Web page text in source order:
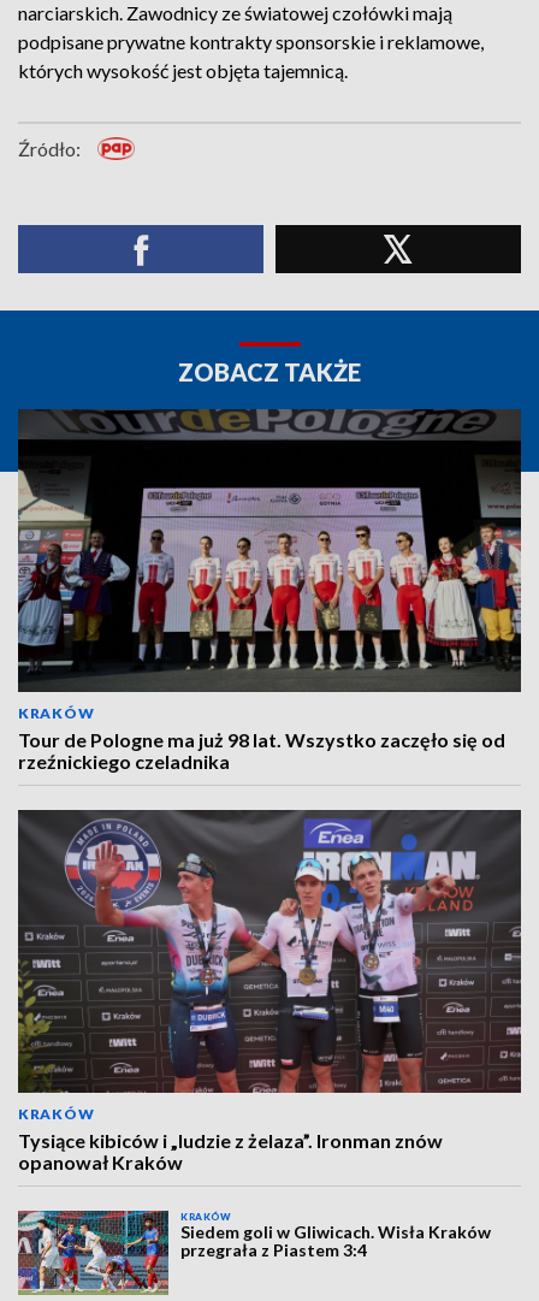
narciarskich. Zawodnicy ze światowej czołówki mają
podpisane prywatne kontrakty sponsorskie i reklamowe,
których wysokość jest objęta tajemnicą.
Źródło:
ZOBACZ TAKŻE
KRAKÓW
Tour de Pologne ma już 98 lat. Wszystko zaczęło się od
rzeźnickiego czeladnika
KRAKÓW
Tysiące kibiców i „ludzie z żelaza”. Ironman znów
opanował Kraków
KRAKÓW
Siedem goli w Gliwicach. Wisła Kraków
przegrała z Piastem 3:4